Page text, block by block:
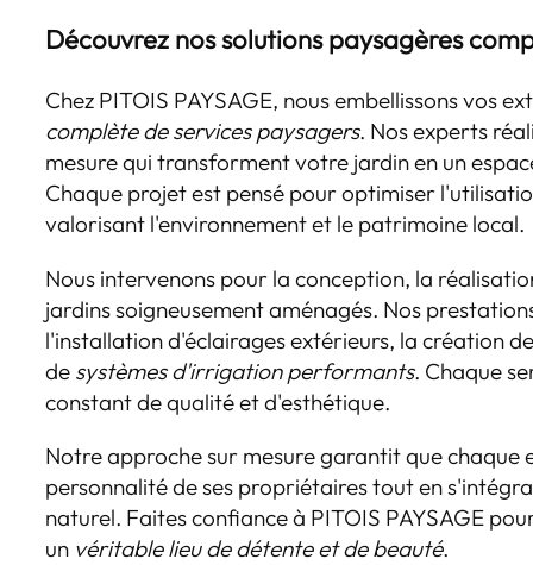
Découvrez nos solutions paysagères
Chez PITOIS PAYSAGE, nous embellissons vos
complète de services paysagers. Nos experts
mesure qui transforment votre jardin en un
Chaque projet est pensé pour optimiser
valorisant l'environnement et le patrimoine local.
Nous intervenons pour la conception, la
jardins soigneusement aménagés. Nos
l'installation d'éclairages extérieurs, la création
de systèmes d'irrigation performants. Chaque
constant de qualité et d'esthétique.
Notre approche sur mesure garantit que chaque
personnalité de ses propriétaires tout en
naturel. Faites confiance à PITOIS PAYSAGE
un véritable lieu de détente et de beauté.